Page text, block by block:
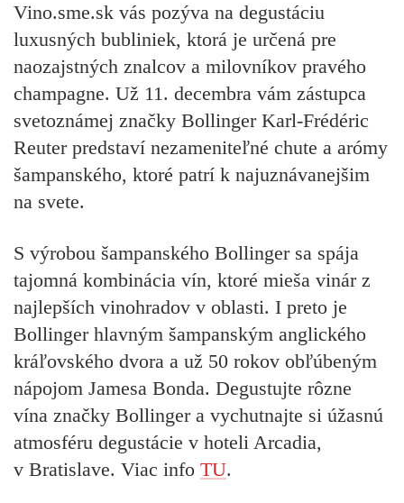
Vino.sme.sk vás pozýva na degustáciu
luxusných bubliniek, ktorá je určená pre
naozajstných znalcov a milovníkov pravého
champagne. Už 11. decembra vám zástupca
svetoznámej značky Bollinger Karl-Frédéric
Reuter predstaví nezameniteľné chute a arómy
šampanského, ktoré patrí k najuznávanejšim
na svete.
S výrobou šampanského Bollinger sa spája
tajomná kombinácia vín, ktoré mieša vinár z
najlepších vinohradov v oblasti. I preto je
Bollinger hlavným šampanským anglického
kráľovského dvora a už 50 rokov obľúbeným
nápojom Jamesa Bonda. Degustujte rôzne
vína značky Bollinger a vychutnajte si úžasnú
atmosféru degustácie v hoteli Arcadia,
v Bratislave. Viac info TU.